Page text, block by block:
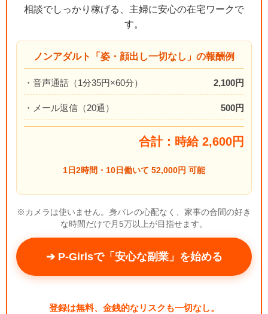
相談でしっかり稼げる、主婦に安心の在宅ワークで
す。
ノンアダルト「姿・顔出し一切なし」の報酬例
・音声通話（1分35円×60分） 2,100円
・メール返信（20通） 500円
合計：時給 2,600円
1日2時間・10日働いて 52,000円 可能
※カメラは使いません。身バレの心配なく、家事の合間の好き
な時間だけで月5万以上が目指せます。
➔ P-Girlsで「安心な副業」を始める
登録は無料、金銭的なリスクも一切なし。